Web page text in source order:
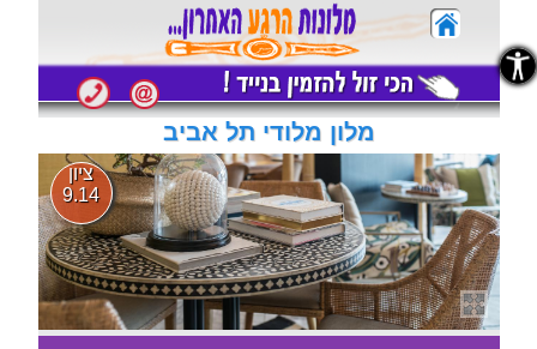
מלון מלודי תל אביב
ציון
9.14
נגישות
נגישות